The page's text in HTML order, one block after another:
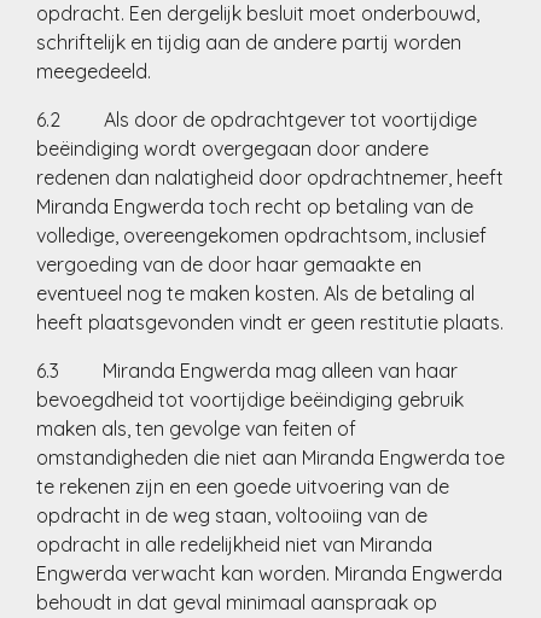
opdracht. Een dergelijk besluit moet onderbouwd,
schriftelijk en tijdig aan de andere partij worden
meegedeeld.
6.2 Als door de opdrachtgever tot voortijdige
beëindiging wordt overgegaan door andere
redenen dan nalatigheid door opdrachtnemer, heeft
Miranda Engwerda toch recht op betaling van de
volledige, overeengekomen opdrachtsom, inclusief
vergoeding van de door haar gemaakte en
eventueel nog te maken kosten. Als de betaling al
heeft plaatsgevonden vindt er geen restitutie plaats.
6.3 Miranda Engwerda mag alleen van haar
bevoegdheid tot voortijdige beëindiging gebruik
maken als, ten gevolge van feiten of
omstandigheden die niet aan Miranda Engwerda toe
te rekenen zijn en een goede uitvoering van de
opdracht in de weg staan, voltooiing van de
opdracht in alle redelijkheid niet van Miranda
Engwerda verwacht kan worden. Miranda Engwerda
behoudt in dat geval minimaal aanspraak op